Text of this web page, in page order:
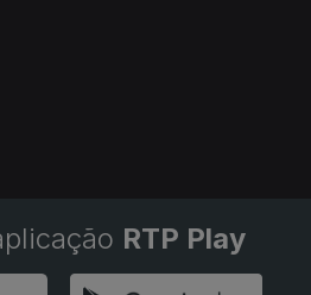
RTP Play